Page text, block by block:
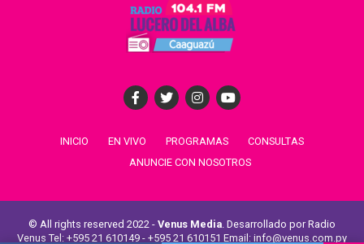
INICIO EN VIVO PROGRAMAS
CONSULTAS
ANUNCIE CON NOSOTROS
© All rights reserved 2022 - Venus Media. Desarrollado por Radio
Venus Tel: +595 21 610149 - +595 21 610151 Email: info@venus.com.py